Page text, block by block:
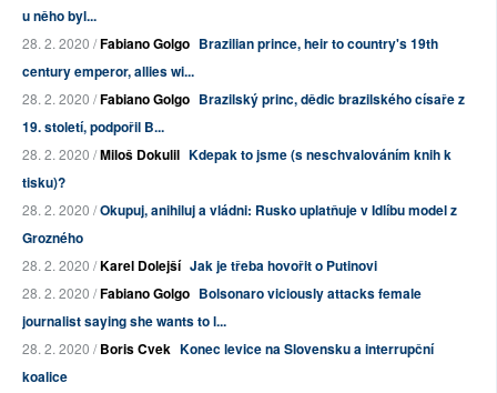
u něho byl...
28. 2. 2020 /Fabiano Golgo Brazilian prince, heir to country's 19th
century emperor, allies wi...
28. 2. 2020 /Fabiano Golgo Brazilský princ, dědic brazilského císaře z
19. století, podpořil B...
28. 2. 2020 /Miloš Dokulil Kdepak to jsme (s neschvalováním knih k
tisku)?
28. 2. 2020 /Okupuj, anihiluj a vládni: Rusko uplatňuje v Idlíbu model z
Grozného
28. 2. 2020 /Karel Dolejší Jak je třeba hovořit o Putinovi
28. 2. 2020 /Fabiano Golgo Bolsonaro viciously attacks female
journalist saying she wants to l...
28. 2. 2020 /Boris Cvek Konec levice na Slovensku a interrupční
koalice